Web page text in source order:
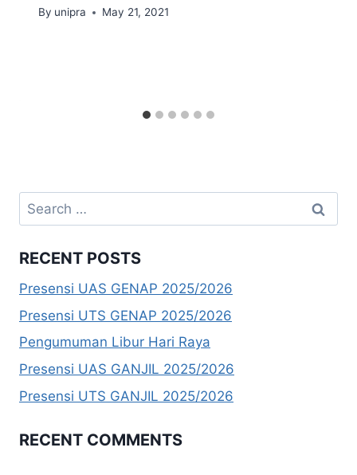
By unipra May 21, 2021
Search
for:
RECENT POSTS
Presensi UAS GENAP 2025/2026
Presensi UTS GENAP 2025/2026
Pengumuman Libur Hari Raya
Presensi UAS GANJIL 2025/2026
Presensi UTS GANJIL 2025/2026
RECENT COMMENTS